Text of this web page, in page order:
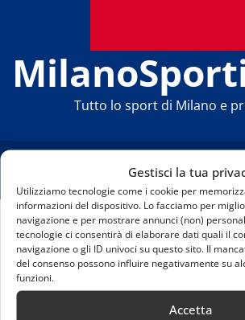
Gestisci la tua
Utilizziamo tecnologie come i cookie per
informazioni del dispositivo. Lo facciamo per
navigazione e per mostrare annunci (non)
tecnologie ci consentirà di elaborare dati quali il
navigazione o gli ID univoci su questo sito. Il
del consenso possono influire negativamente su
funzioni.
Accetta
Tutto lo sport di Milano e
Home
DP World Tour 2025: il Porsche
evento di golf imperdibile